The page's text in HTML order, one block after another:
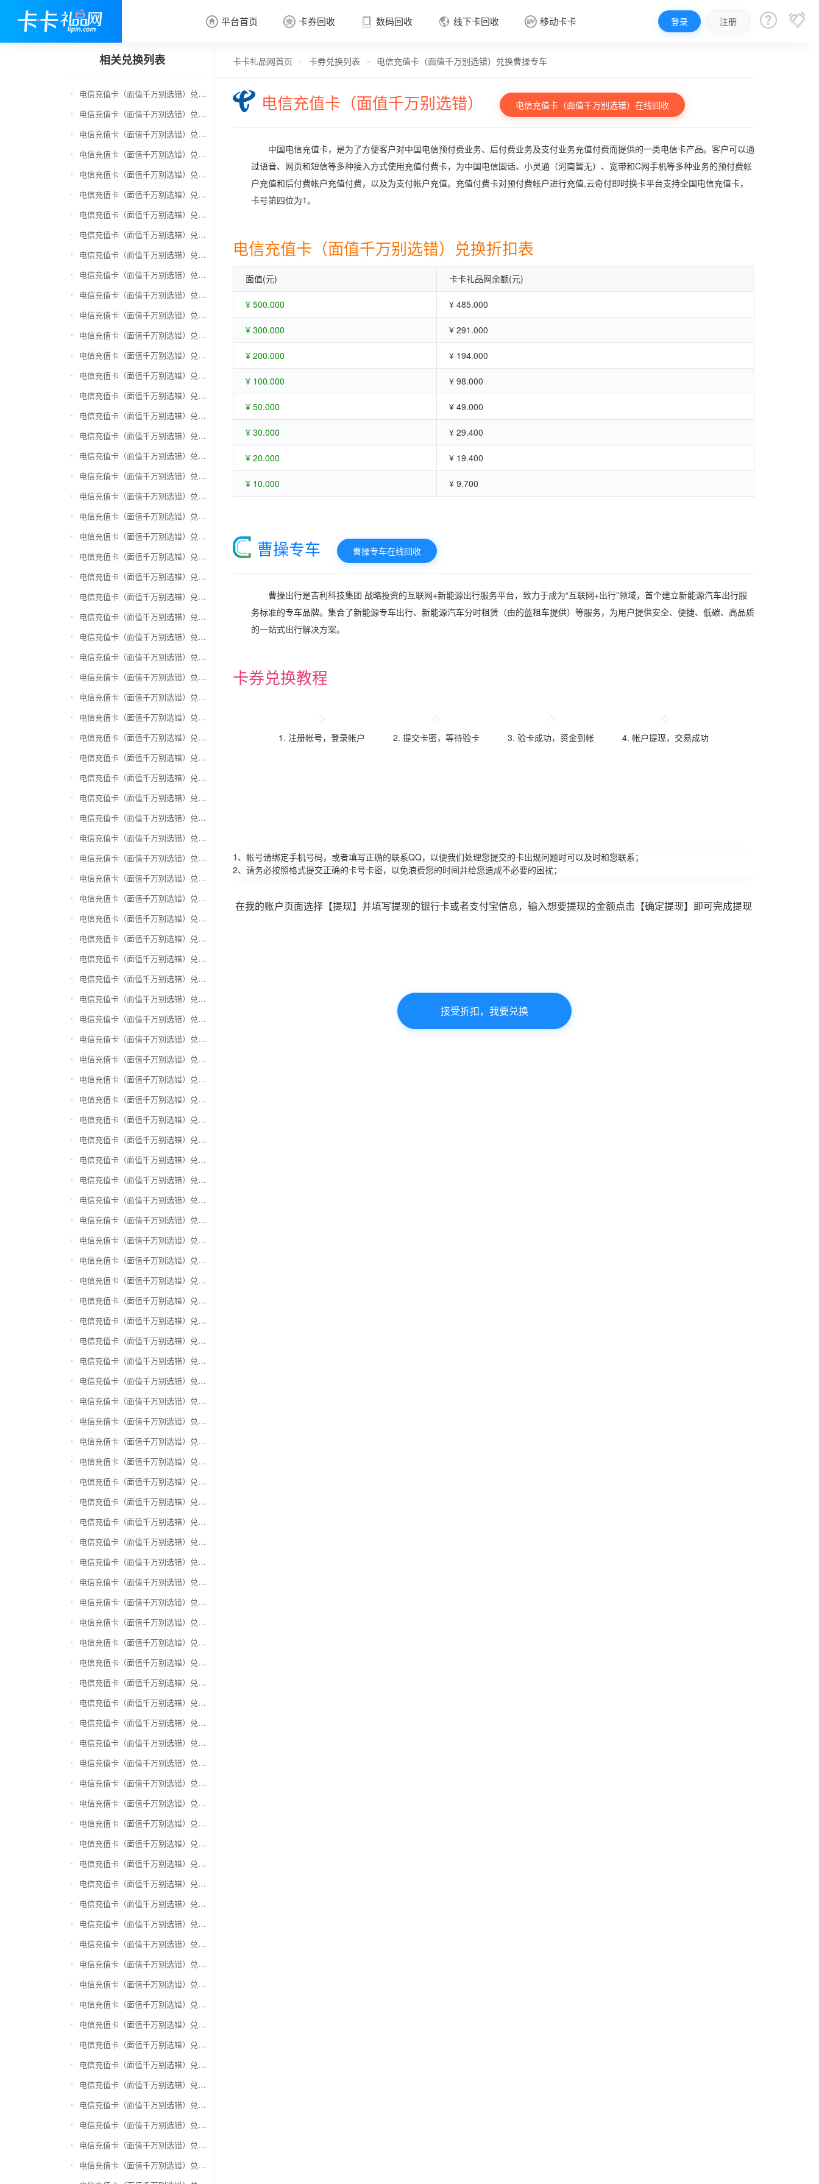
 平台首页  卡券回收
 卡券回收
 数码回收  线下卡回收  移动卡卡 登录 注册  
相关兑换列表
电信充值卡（面值千万别选错）兑换京东E卡
电信充值卡（面值千万别选错）兑换中石化加油卡
电信充值卡（面值千万别选错）兑换移动充值卡（面值千万别选错）
电信充值卡（面值千万别选错）兑换联通充值卡（面值千万别选错）
电信充值卡（面值千万别选错）兑换京东钢镚
电信充值卡（面值千万别选错）兑换中石化加油卡无卡号（面值千万别选错）
电信充值卡（面值千万别选错）兑换中石油全国充值卡
电信充值卡（面值千万别选错）兑换京东领货码
电信充值卡（面值千万别选错）兑换京东超市卡
电信充值卡（面值千万别选错）兑换苏宁易购礼品卡
电信充值卡（面值千万别选错）兑换骏网一卡通
电信充值卡（面值千万别选错）兑换骏网乐充
电信充值卡（面值千万别选错）兑换汇元智付卡
电信充值卡（面值千万别选错）兑换携程任我行
电信充值卡（面值千万别选错）兑换中欣卡(中欣通卡)
电信充值卡（面值千万别选错）兑换盛大一卡通
电信充值卡（面值千万别选错）兑换网易一卡通
电信充值卡（面值千万别选错）兑换天宏一卡通（易冲天宏卡）
电信充值卡（面值千万别选错）兑换巨人一卡通(征途卡)
电信充值卡（面值千万别选错）兑换美团礼品卡
电信充值卡（面值千万别选错）兑换(百联卡)联华ok卡
电信充值卡（面值千万别选错）兑换资和信
电信充值卡（面值千万别选错）兑换沃尔玛购物卡
电信充值卡（面值千万别选错）兑换和信通
电信充值卡（面值千万别选错）兑换拉卡拉沃尔玛
电信充值卡（面值千万别选错）兑换携程任我游
电信充值卡（面值千万别选错）兑换中银通支付(银联购物卡)
电信充值卡（面值千万别选错）兑换瑞祥商联卡
电信充值卡（面值千万别选错）兑换家乐福超市卡
电信充值卡（面值千万别选错）兑换Q币卡
电信充值卡（面值千万别选错）兑换联通积分Q币
电信充值卡（面值千万别选错）兑换完美一卡通
电信充值卡（面值千万别选错）兑换久游一卡通
电信充值卡（面值千万别选错）兑换搜狐一卡通
电信充值卡（面值千万别选错）兑换中国区苹果充值卡
电信充值卡（面值千万别选错）兑换账号内Q币寄售（维护中）
电信充值卡（面值千万别选错）兑换唯品会礼品卡(唯品卡)
电信充值卡（面值千万别选错）兑换万商卡
电信充值卡（面值千万别选错）兑换飞银彩虹卡
电信充值卡（面值千万别选错）兑换天猫超市卡/享淘卡
电信充值卡（面值千万别选错）兑换万里通积分卡
电信充值卡（面值千万别选错）兑换壹钱包(壹卡会)
电信充值卡（面值千万别选错）兑换去哪儿礼品卡
电信充值卡（面值千万别选错）兑换阳光卡(阳光爱车)
电信充值卡（面值千万别选错）兑换华润万家购物卡
电信充值卡（面值千万别选错）兑换华润苏果卡(苏果超市卡)（维护 请暂停提交）
电信充值卡（面值千万别选错）兑换天虹购物卡
电信充值卡（面值千万别选错）兑换盒马生鲜礼品卡
电信充值卡（面值千万别选错）兑换屈臣氏
电信充值卡（面值千万别选错）兑换大润发购物卡
电信充值卡（面值千万别选错）兑换银泰百货银泰卡
电信充值卡（面值千万别选错）兑换物美/美通卡
电信充值卡（面值千万别选错）兑换世纪联华充值卡(杭州联华)
电信充值卡（面值千万别选错）兑换重百世纪卡(重庆百货)
电信充值卡（面值千万别选错）兑换南京中央商场购物卡
电信充值卡（面值千万别选错）兑换银座购物卡（黑卡）
电信充值卡（面值千万别选错）兑换叮咚买菜（限通用礼品卡）
电信充值卡（面值千万别选错）兑换上海家化卡
电信充值卡（面值千万别选错）兑换山东一卡通
电信充值卡（面值千万别选错）兑换大众E卡通
电信充值卡（面值千万别选错）兑换杭州市民卡
电信充值卡（面值千万别选错）兑换驴妈妈礼品卡
电信充值卡（面值千万别选错）兑换永辉超市卡（限实体卡）
电信充值卡（面值千万别选错）兑换中百超市购物卡
电信充值卡（面值千万别选错）兑换爱奇艺会员激活码
电信充值卡（面值千万别选错）兑换腾讯视频会员激活码
电信充值卡（面值千万别选错）兑换优酷会员激活码
电信充值卡（面值千万别选错）兑换搜狐视频
电信充值卡（面值千万别选错）兑换芒果TV
电信充值卡（面值千万别选错）兑换QQ音乐
电信充值卡（面值千万别选错）兑换酷狗音乐
电信充值卡（面值千万别选错）兑换周黑鸭
电信充值卡（面值千万别选错）兑换一号店礼品卡
电信充值卡（面值千万别选错）兑换亚马逊（只要实体卡）
电信充值卡（面值千万别选错）兑换中粮我买网礼品卡
电信充值卡（面值千万别选错）兑换当当礼品卡
电信充值卡（面值千万别选错）兑换国美红券
电信充值卡（面值千万别选错）兑换盛付通卡
电信充值卡（面值千万别选错）兑换付费通
电信充值卡（面值千万别选错）兑换得仕通卡
电信充值卡（面值千万别选错）兑换便利通卡
电信充值卡（面值千万别选错）兑换同程旅游卡
电信充值卡（面值千万别选错）兑换万能消费卡
电信充值卡（面值千万别选错）兑换生活杉德卡
电信充值卡（面值千万别选错）兑换世通卡
电信充值卡（面值千万别选错）兑换商盟卡
电信充值卡（面值千万别选错）兑换赢点生活卡
电信充值卡（面值千万别选错）兑换智惠卡
电信充值卡（面值千万别选错）兑换途牛商旅卡
电信充值卡（面值千万别选错）兑换天天一卡通
电信充值卡（面值千万别选错）兑换(易初)卜蜂莲花礼品卡
电信充值卡（面值千万别选错）兑换神州运通超级卡(运通网购卡)
电信充值卡（面值千万别选错）兑换中石油省卡
电信充值卡（面值千万别选错）兑换必胜客
电信充值卡（面值千万别选错）兑换星巴克
电信充值卡（面值千万别选错）兑换哈根达斯电子券
电信充值卡（面值千万别选错）兑换平安1768欢乐豆
电信充值卡（面值千万别选错）兑换金山一卡通
电信充值卡（面值千万别选错）兑换汉购通
电信充值卡（面值千万别选错）兑换肯德基
电信充值卡（面值千万别选错）兑换CoCo
电信充值卡（面值千万别选错）兑换COSTA
电信充值卡（面值千万别选错）兑换滴滴打车
电信充值卡（面值千万别选错）兑换锦江e卡通(锦江一卡通)
卡卡礼品网首页 > 卡券兑换列表 > 电信充值卡（面值千万别选错）兑换曹操专车
电信充值卡（面值千万别选错） 电信充值卡（面值千万别选错）在线回收
中国电信充值卡，是为了方便客户对中国电信预付费业务、后付费业务及支付业务充值付费而提供的一类电信卡产品。客户可以通
过语音、网页和短信等多种接入方式使用充值付费卡，为中国电信固话、小灵通（河南暂无）、宽带和C网手机等多种业务的预付费帐
户充值和后付费帐户充值付费，以及为支付帐户充值。充值付费卡对预付费帐户进行充值,云奇付即时换卡平台支持全国电信充值卡，
卡号第四位为1。
电信充值卡（面值千万别选错）兑换折扣表
面值(元) 卡卡礼品网余额(元)
¥ 500.000 ¥ 485.000
¥ 300.000 ¥ 291.000
¥ 200.000 ¥ 194.000
¥ 100.000 ¥ 98.000
¥ 50.000 ¥ 49.000
¥ 30.000 ¥ 29.400
¥ 20.000 ¥ 19.400
¥ 10.000 ¥ 9.700
曹操专车 曹操专车在线回收
曹操出行是吉利科技集团 战略投资的互联网+新能源出行服务平台，致力于成为“互联网+出行”领域，首个建立新能源汽车出行服
务标准的专车品牌。集合了新能源专车出行、新能源汽车分时租赁（由的蓝租车提供）等服务，为用户提供安全、便捷、低碳、高品质
的一站式出行解决方案。
卡券兑换教程
1. 注册帐号，登录帐户 2. 提交卡密，等待验卡 3. 验卡成功，资金到帐 4. 帐户提现，交易成功
1、帐号请绑定手机号码，或者填写正确的联系QQ，以便我们处理您提交的卡出现问题时可以及时和您联系；
2、请务必按照格式提交正确的卡号卡密，以免浪费您的时间并给您造成不必要的困扰；
在我的账户页面选择【提现】并填写提现的银行卡或者支付宝信息，输入想要提现的金额点击【确定提现】即可完成提现
接受折扣，我要兑换